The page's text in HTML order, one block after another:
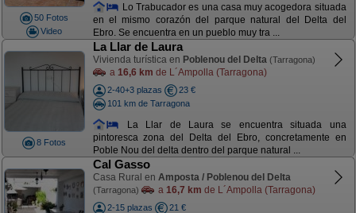
50 Fotos
Video
Lo Trabucador es una casa muy acogedora situada
en el mismo corazón del parque natural del Delta del
Ebro. Se encuentra en un pueblo muy tra ...
8 Fotos
La Llar de Laura
Vivienda turística en Poblenou del Delta (Tarragona)
a 16,6 km de L´Ampolla (Tarragona)
2-40+3 plazas
23 €
101 km de Tarragona
La Llar de Laura se encuentra situada una
pintoresca zona del Delta del Ebro, concretamente en
Poble Nou del delta dentro del parque natural ...
Cal Gasso
Casa Rural en Amposta / Poblenou del Delta
(Tarragona) a 16,7 km de L´Ampolla (Tarragona)
2-15 plazas
21 €